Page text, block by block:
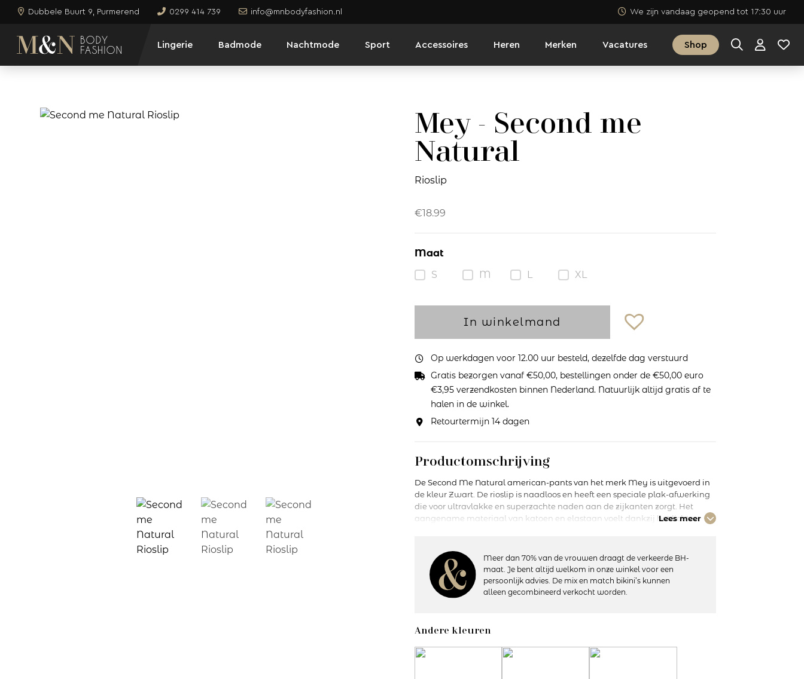
Dubbele Buurt 9, Purmerend 0299 414 739 info@mnbodyfashion.nl We zijn vandaag geopend tot 17:30 uur
Lingerie Badmode Nachtmode Sport Accessoires Heren Merken Vacatures Shop
Mey - Second me
Natural
Rioslip
€18.99
Maat
S
M L XL
In winkelmand
Op werkdagen voor 12.00 uur besteld, dezelfde dag verstuurd
Gratis bezorgen vanaf €50,00, bestellingen onder de €50,00 euro
€3,95 verzendkosten binnen Nederland. Natuurlijk altijd gratis af te
halen in de winkel.
Retourtermijn 14 dagen
Productomschrijving
De Second Me Natural american-pants van het merk Mey is uitgevoerd in
de kleur Zwart. De rioslip is naadloos en heeft een speciale plak-afwerking
die voor ultravlakke en superzachte naden aan de zijkanten zorgt. Het
aangename materiaal van katoen en elastaan voelt dankzij het lichte
Details:
– Heuphoogte normaal
– Naadloos
– Katoenen kruisje
Artikelnummer: 79527
Lees meer
Meer dan 70% van de vrouwen draagt de verkeerde BH-
maat. Je bent altijd welkom in onze winkel voor een
persoonlijk advies. De mix en match bikini’s kunnen
alleen gecombineerd verkocht worden.
Andere kleuren